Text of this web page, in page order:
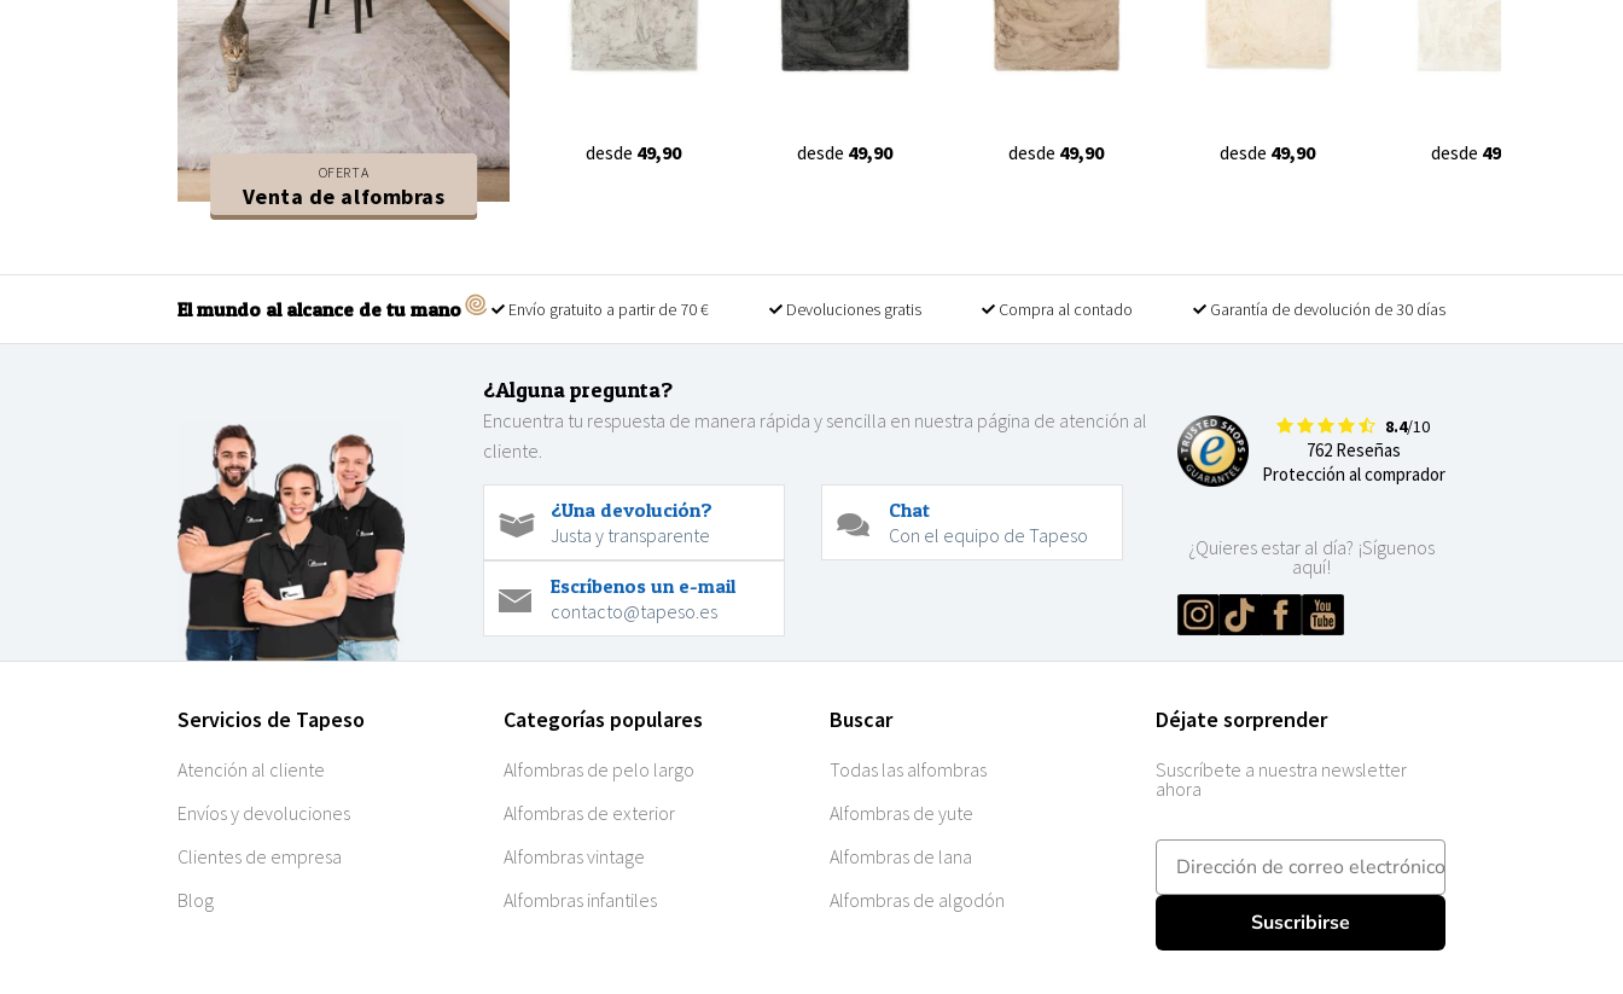
OFERTA
Venta de alfombras
desde 49,90 desde 49,90 desde 49,90 desde 49,90 desde 49,90
El mundo al alcance de tu mano Envío gratuito a partir de 70 € Devoluciones gratis Compra al contado Garantía de devolución de 30 días
¿Alguna pregunta?
Encuentra tu respuesta de manera rápida y sencilla en nuestra página de atención al
cliente.
¿Una devolución?
Justa y transparente
Chat
Con el equipo de Tapeso
Escríbenos un e-mail
contacto@tapeso.es
8.4/10
762 Reseñas
Protección al comprador
¿Quieres estar al día? ¡Síguenos
aquí!
Servicios de Tapeso
Atención al cliente
Envíos y devoluciones
Clientes de empresa
Blog
Categorías populares
Alfombras de pelo largo
Alfombras de exterior
Alfombras vintage
Alfombras infantiles
Buscar
Todas las alfombras
Alfombras de yute
Alfombras de lana
Alfombras de algodón
Déjate sorprender
Suscríbete a nuestra newsletter
ahora
E-mailadres
Suscribirse